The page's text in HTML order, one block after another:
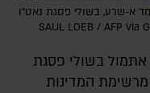
א-שרע, בשולי פסגת נאט"ו
המדינות